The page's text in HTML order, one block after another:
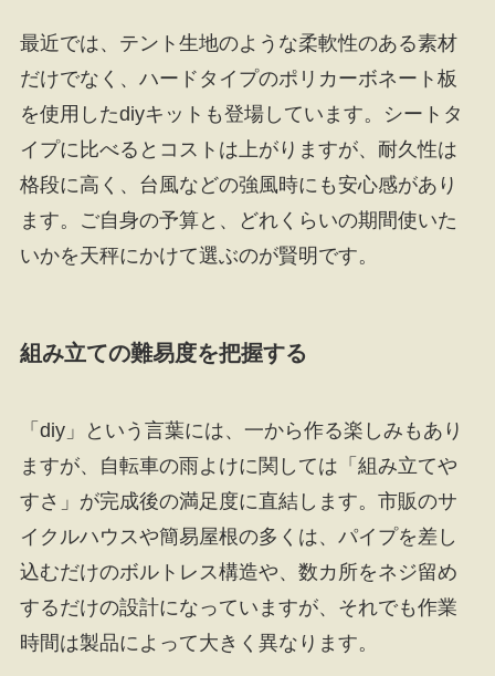
最近では、テント生地のような柔軟性のある素材
だけでなく、ハードタイプのポリカーボネート板
を使用したdiyキットも登場しています。シートタ
イプに比べるとコストは上がりますが、耐久性は
格段に高く、台風などの強風時にも安心感があり
ます。ご自身の予算と、どれくらいの期間使いた
いかを天秤にかけて選ぶのが賢明です。
組み立ての難易度を把握する
「diy」という言葉には、一から作る楽しみもあり
ますが、自転車の雨よけに関しては「組み立てや
すさ」が完成後の満足度に直結します。市販のサ
イクルハウスや簡易屋根の多くは、パイプを差し
込むだけのボルトレス構造や、数カ所をネジ留め
するだけの設計になっていますが、それでも作業
時間は製品によって大きく異なります。